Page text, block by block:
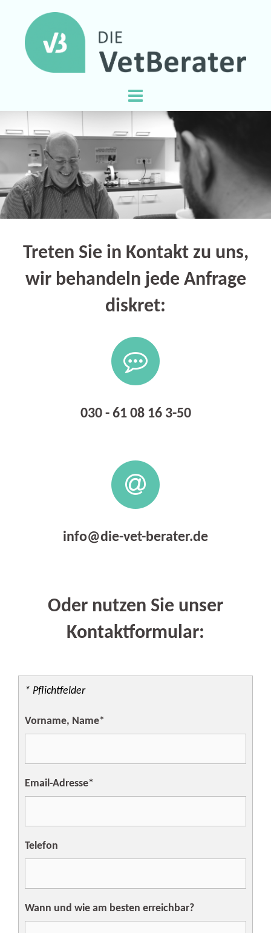
Inhalt
Treten Sie in Kontakt zu uns,
wir behandeln jede Anfrage
diskret:
030 - 61 08 16 3-50
info@die-vet-berater.de
Oder nutzen Sie unser
Kontaktformular:
* Pflichtfelder
Vorname, Name*
Email-Adresse*
Telefon
Wann und wie am besten erreichbar?